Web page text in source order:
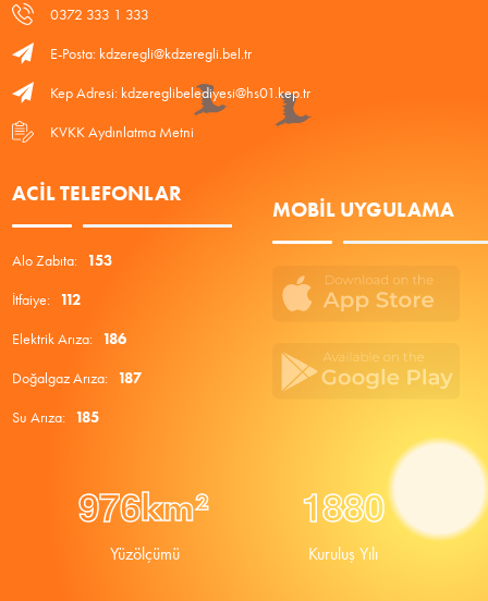
0372 333 1 333
E-Posta: kdzeregli@kdzeregli.bel.tr
Kep Adresi: kdzereglibelediyesi@hs01.kep.tr
KVKK Aydınlatma Metni
ACIL TELEFONLAR
Alo Zabıta: 153
İtfaiye: 112
Elektrik Arıza: 186
Doğalgaz Arıza: 187
Su Arıza: 185
MOBIL UYGULAMA
976km²
Yüzölçümü
1880
Kuruluş Yılı